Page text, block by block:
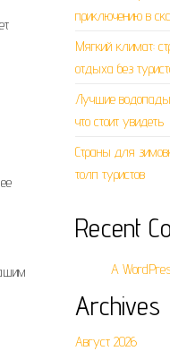
приключению в
Мягкий климат:
отдыха без
Лучшие
что стоит увидеть
Страны для
толп туристов
Recent
A
Archives
Август 2026